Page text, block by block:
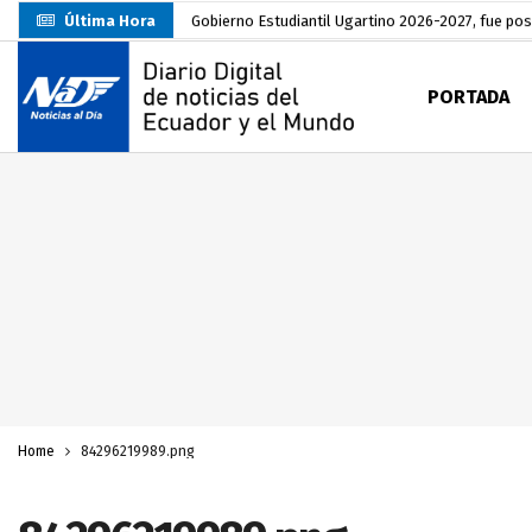
Última Hora Gobierno Estudiantil Ugartino 2026-2027, fue
Prefecto Clemente Bravo Inauguró Centro de
Carlos Rodríguez presentó documentación
Colombia reanuda venta de energía
Carlos Rodríguez inscribe su candidatura a la
Carlos Carrión Figueroa, Premio Nacional de
Incendio en local de comidas fue extinguido por
Presentación de Candidaturas de las Elecciones
Unidad Popular confirma acuerdo político con
PORTADA
Home 84296219989.png